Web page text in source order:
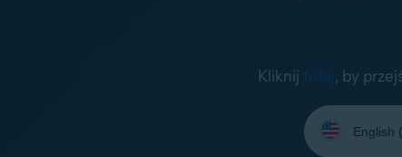
Kliknijtutaj, by
Wybierz
język: